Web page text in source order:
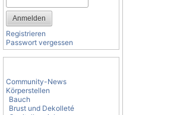
Registrieren
Passwort vergessen
Community-News
Körperstellen
Bauch
Brust und Dekolleté